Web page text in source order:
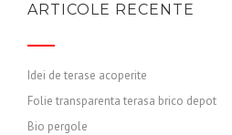
ARTICOLE RECENTE
Idei de terase acoperite
Folie transparenta terasa brico depot
Bio pergole